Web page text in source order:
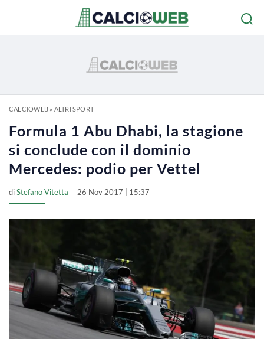
CALCIOWEB» ALTRI SPORT
Formula 1 Abu Dhabi, la stagione
si conclude con il dominio
Mercedes: podio per Vettel
diStefano Vitetta 26 Nov 2017 | 15:37